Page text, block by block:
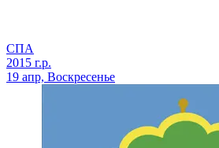
СПА
2015 г.р.
19 апр, Воскресенье